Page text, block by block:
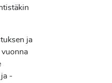
ja
vuonna
-